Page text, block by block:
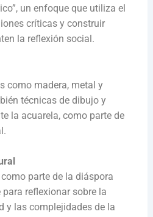
un enfoque que utiliza el
críticas y construir
la reflexión social.
como madera, metal y
técnicas de dibujo y
la acuarela, como parte de
parte de la diáspora
reflexionar sobre la
y las complejidades de la